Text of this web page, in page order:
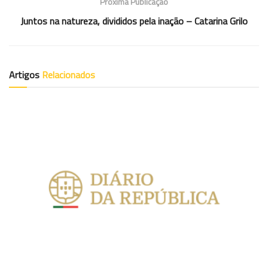
Juntos na natureza, divididos pela inação – Catarina Grilo
Artigos Relacionados